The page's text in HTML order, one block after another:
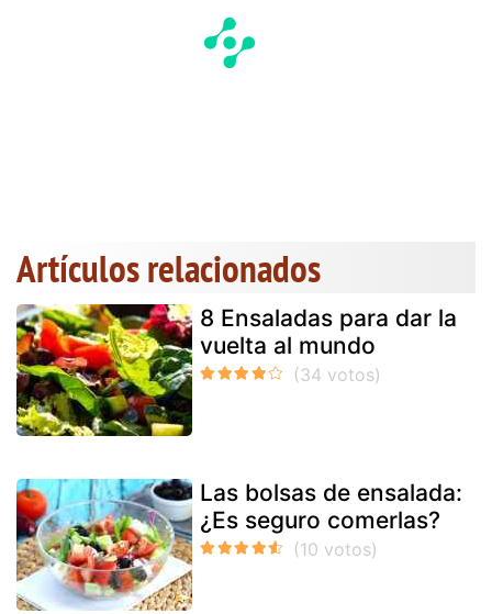
Artículos relacionados
8 Ensaladas para dar la
vuelta al mundo
Las bolsas de ensalada:
¿Es seguro comerlas?